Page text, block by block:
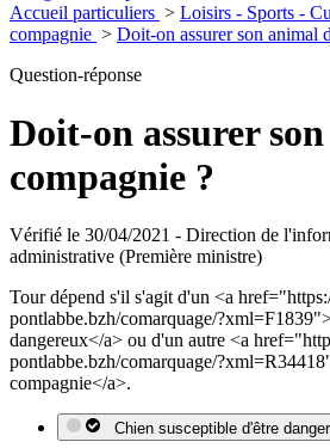
Accueil particuliers > Loisirs - Sports -
compagnie > Doit-on assurer son animal
Question-réponse
Doit-on assurer
compagnie ?
Vérifié le 30/04/2021 - Direction de
administrative (Première ministre)
Tour dépend s'il s'agit d'un <a
pontlabbe.bzh/comarquage/
dangereux</a> ou d'un autre <a
pontlabbe.bzh/comarquage/
compagnie</a>.
Chien susceptible d'être